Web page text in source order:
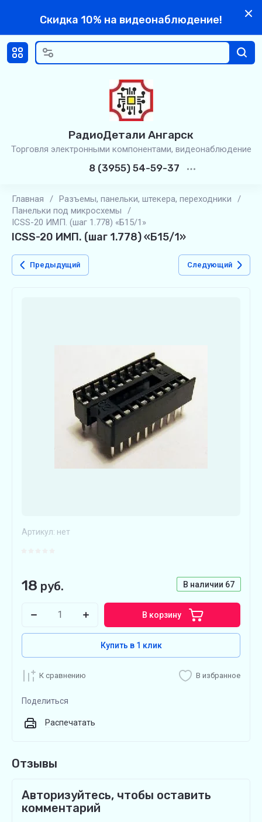
Скидка 10% на видеонаблюдение!
РадиоДетали Ангарск
Торговля электронными компонентами, видеонаблюдение
8 (3955) 54-59-37
Главная / Разъемы, панельки, штекера, переходники
/
Панельки под микросхемы
/
ICSS-20 ИМП. (шаг 1.778) «Б15/1»
ICSS-20 ИМП. (шаг 1.778) «Б15/1»
Предыдущий Следующий
Артикул: нет
В наличии 67
18 руб.
В корзину
Купить в 1 клик
К сравнению В избранное
Поделиться
Распечатать
Отзывы
Авторизуйтесь, чтобы оставить
комментарий